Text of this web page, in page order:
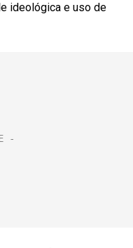
ideológica e uso de